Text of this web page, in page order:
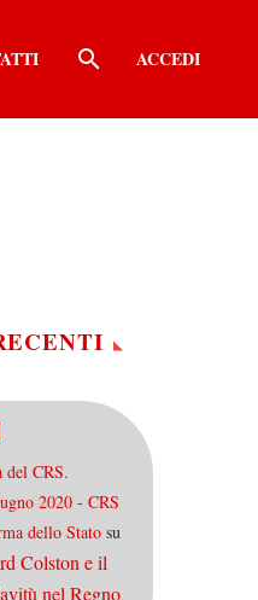
ACCEDI
del CRS.
2020 - CRS
dello Stato su
Colston e il
nel Regno